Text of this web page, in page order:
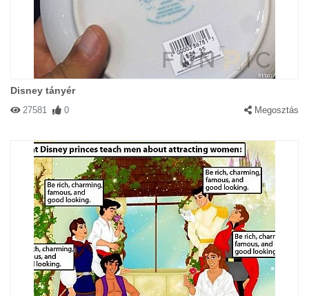
Disney tányér
27581 0 Megosztás